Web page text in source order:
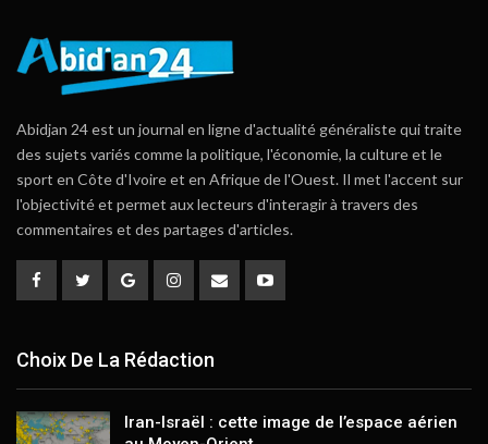
Abidjan 24 est un journal en ligne d'actualité généraliste qui traite
des sujets variés comme la politique, l'économie, la culture et le
sport en Côte d'Ivoire et en Afrique de l'Ouest. Il met l'accent sur
l'objectivité et permet aux lecteurs d'interagir à travers des
commentaires et des partages d'articles.
Choix De La Rédaction
Iran-Israël : cette image de l’espace aérien